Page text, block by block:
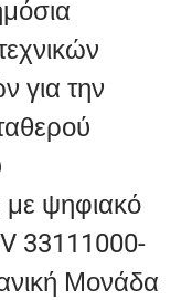
για την
ψηφιακό
33111000-
Μονάδα